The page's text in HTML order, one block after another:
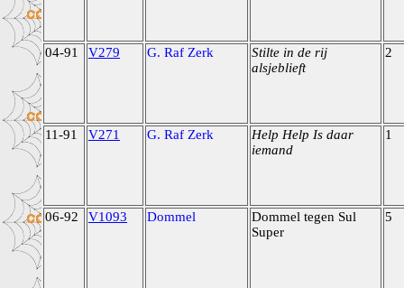
04-91 V279 G. Raf Zerk
Stilte in de rij
alsjeblieft
2
11-91 V271 G. Raf Zerk
Help Help Is daar
iemand
1
06-92 V1093 Dommel
Dommel tegen Sul
Super
5